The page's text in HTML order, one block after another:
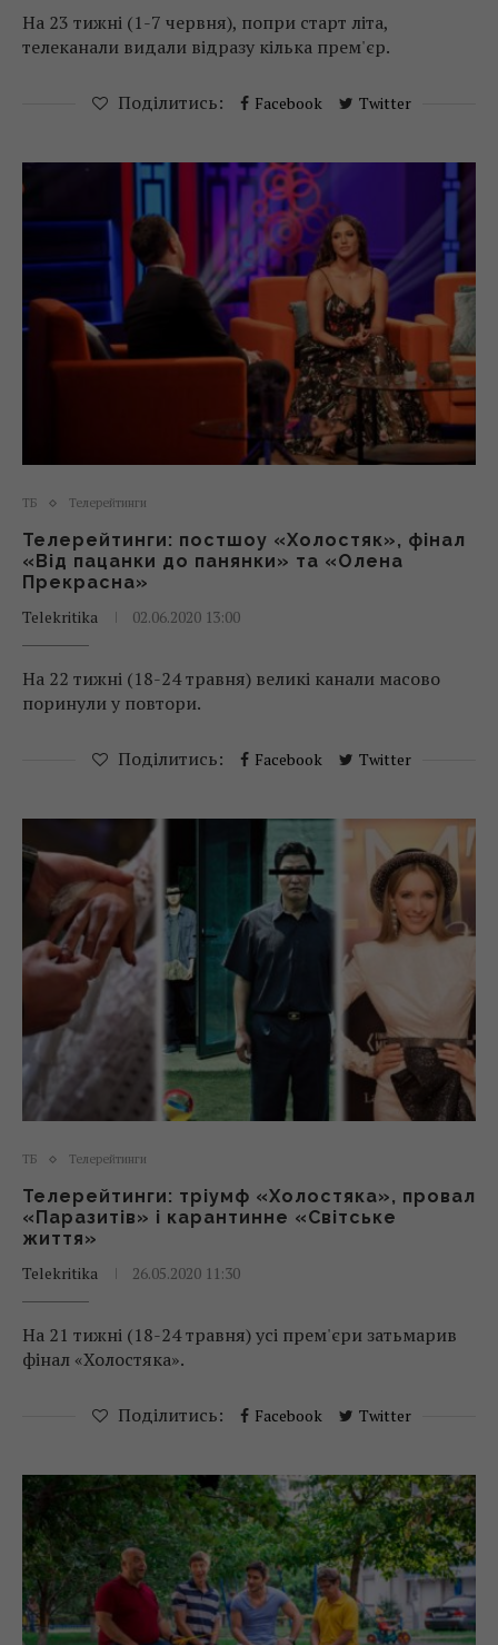
На 23 тижні (1-7 червня), попри старт літа,
телеканали видали відразу кілька прем'єр.
Поділитись: Facebook Twitter
ТБ Телерейтинги
Телерейтинги: постшоу «Холостяк», фінал
«Від пацанки до панянки» та «Олена
Прекрасна»
Telekritika
02.06.2020 13:00
На 22 тижні (18-24 травня) великі канали масово
поринули у повтори.
Поділитись: Facebook Twitter
ТБ Телерейтинги
Телерейтинги: тріумф «Холостяка», провал
«Паразитів» і карантинне «Світське
життя»
Telekritika
26.05.2020 11:30
На 21 тижні (18-24 травня) усі прем'єри затьмарив
фінал «Холостяка».
Поділитись: Facebook Twitter